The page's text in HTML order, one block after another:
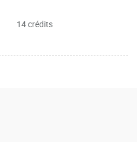
14 crédits